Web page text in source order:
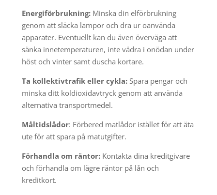
Energiförbrukning: Minska din elförbrukning
genom att släcka lampor och dra ur oanvända
apparater. Eventuellt kan du även överväga att
sänka innetemperaturen, inte vädra i onödan under
höst och vinter samt duscha kortare.
Ta kollektivtrafik eller cykla:Spara pengar och
minska ditt koldioxidavtryck genom att använda
alternativa transportmedel.
Måltidslådor: Förbered matlådor istället för att äta
ute för att spara på matutgifter.
Förhandla om räntor: Kontakta dina kreditgivare
och förhandla om lägre räntor på lån och
kreditkort.